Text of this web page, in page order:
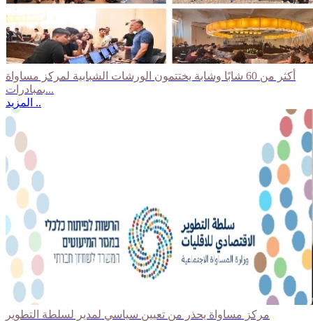
أكثر من 60 شابًا وشابة يختتمون الورشات الشبابية لمركز مساواة
بمبادرات...
المزيد ..
مركز مساواة يحذر من تعيين سياسي لمدير لسلطة التطوير